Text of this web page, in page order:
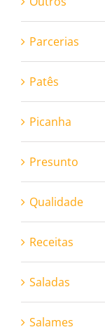
Parcerias
Patês
Picanha
Presunto
Qualidade
Receitas
Saladas
Salames